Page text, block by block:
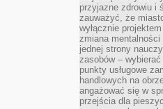
przyjazne zdrowiu i
zauważyć, że
wyłącznie
zmiana
jednej strony
zasobów –
punkty usługowe
handlowych na
angażować się w
przejścia dla